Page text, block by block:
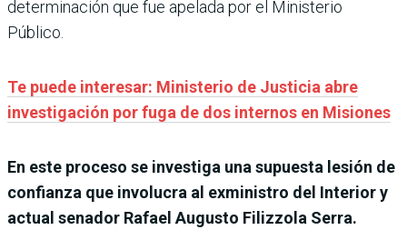
determinación que fue apelada por el Ministerio
Público.
Te puede interesar: Ministerio de Justicia abre
investigación por fuga de dos internos en Misiones
En este proceso se investiga una supuesta lesión de
confianza que involucra al exministro del Interior y
actual senador Rafael Augusto Filizzola Serra.